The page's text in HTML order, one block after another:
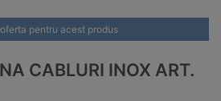
pentru acest produs
CABLURI INOX ART.